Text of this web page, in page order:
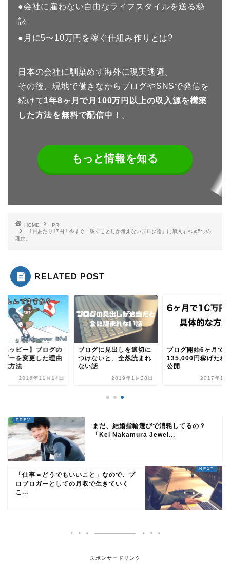
●会社に雇わない自由なライフスタイルを送る秘
訣
●月に5〜10万円を稼ぐ仕組み作りとは?
日本の会社に馴染めず海外に現実逃避。
その後、現地で働きながらブログやSNSで発信を
続けて1年8ヶ月で月100万円以上の収入源を構築
した方法を無料で配信中！ 。
もっと情報を知る
HOME
PR
1日あたり17円！今すぐ「稼ぐことしか考えないブログ論」に加入すべき5つの
理由。
RELATED POST
ハッピー】ブログの
ダーを変更した理由
成方法
2016年11月14日
ブログに見出しを適切に
つけないと、全然読まれ
ない話
2019年1月28日
ブログ開始6ヶ月で
135,000円稼げた秘
公開
2017年1
まだ、結婚指輪選びで消耗してるの？
「Kei Nakamura Jewel...
「仕事＝どうでもいいこと」なので、プ
ロブロガーとしての月収で生きていく
こ...
スポンサードリンク